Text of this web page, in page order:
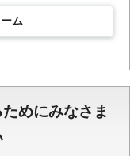
ム
めにみなさま